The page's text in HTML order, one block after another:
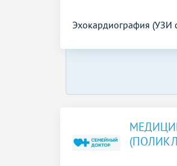
Эхокардиография (УЗИ